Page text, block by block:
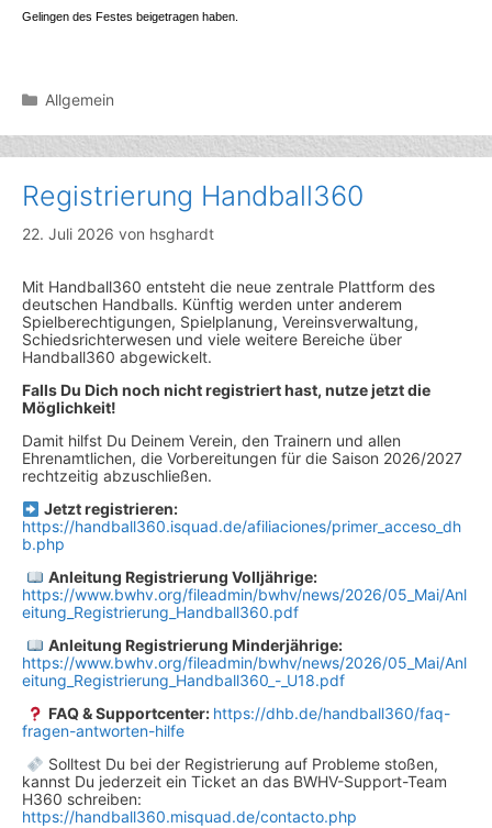
Gelingen des Festes beigetragen haben.
Kategorien
Allgemein
Registrierung Handball360
22. Juli 2026 von hsghardt
Mit Handball360 entsteht die neue zentrale Plattform des
deutschen Handballs. Künftig werden unter anderem
Spielberechtigungen, Spielplanung, Vereinsverwaltung,
Schiedsrichterwesen und viele weitere Bereiche über
Handball360 abgewickelt.
Falls Du Dich noch nicht registriert hast, nutze jetzt die
Möglichkeit!
Damit hilfst Du Deinem Verein, den Trainern und allen
Ehrenamtlichen, die Vorbereitungen für die Saison 2026/2027
rechtzeitig abzuschließen.
Jetzt registrieren:
https://handball360.isquad.de/afiliaciones/primer_acceso_dh
b.php
Anleitung Registrierung Volljährige:
https://www.bwhv.org/fileadmin/bwhv/news/2026/05_Mai/Anl
eitung_Registrierung_Handball360.pdf
Anleitung Registrierung Minderjährige:
https://www.bwhv.org/fileadmin/bwhv/news/2026/05_Mai/Anl
eitung_Registrierung_Handball360_-_U18.pdf
FAQ & Supportcenter: https://dhb.de/handball360/faq-
fragen-antworten-hilfe
Solltest Du bei der Registrierung auf Probleme stoßen,
kannst Du jederzeit ein Ticket an das BWHV-Support-Team
H360 schreiben:
https://handball360.misquad.de/contacto.php